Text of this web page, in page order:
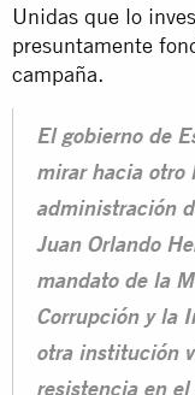
Unidas que lo
presuntamente
campaña.
El gobierno de
mirar hacia otro
administración
Juan Orlando
mandato de la
Corrupción y la
otra institución